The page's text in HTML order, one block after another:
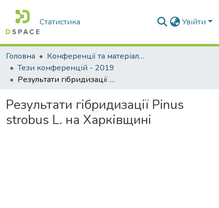
Статистика Увійти
Головна
Конференції та матеріали конференцій
Тези конференцій - 2019
Результати гібридизації Pinus strobus L. на Харківщині
Результати гібридизації Pinus
strobus L. на Харківщині